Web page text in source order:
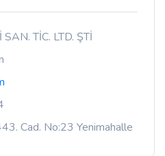
TİC. LTD. ŞTİ
Cad. No:23 Yenimahalle